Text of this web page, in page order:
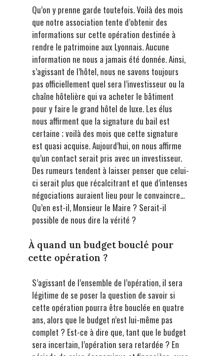
Qu’on y prenne garde toutefois. Voilà des mois
que notre association tente d’obtenir des
informations sur cette opération destinée à
rendre le patrimoine aux Lyonnais. Aucune
information ne nous a jamais été donnée. Ainsi,
s’agissant de l’hôtel, nous ne savons toujours
pas officiellement quel sera l’investisseur ou la
chaîne hôtelière qui va acheter le bâtiment
pour y faire le grand hôtel de luxe. Les élus
nous affirment que la signature du bail est
certaine ; voilà des mois que cette signature
est quasi acquise. Aujourd’hui, on nous affirme
qu’un contact serait pris avec un investisseur.
Des rumeurs tendent à laisser penser que celui-
ci serait plus que récalcitrant et que d’intenses
négociations auraient lieu pour le convaincre…
Qu’en est-il, Monsieur le Maire ? Serait-il
possible de nous dire la vérité ?
À quand un budget bouclé pour
cette opération ?
S’agissant de l’ensemble de l’opération, il sera
légitime de se poser la question de savoir si
cette opération pourra être bouclée en quatre
ans, alors que le budget n’est lui-même pas
complet ? Est-ce à dire que, tant que le budget
sera incertain, l’opération sera retardée ? En